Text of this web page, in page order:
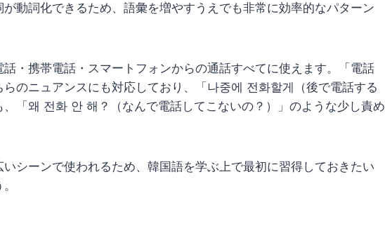
動詞化できるため、語彙を増やすうえでも非常に効率的なパターン
・携帯電話・スマートフォンからの通話すべてに使えます。「電話
のニュアンスにも対応しており、「나중에 전화할게（後で電話する
「왜 전화 안 해？（なんで電話してこないの？）」のような少し責め
シーンで使われるため、韓国語を学ぶ上で最初に習得しておきたい